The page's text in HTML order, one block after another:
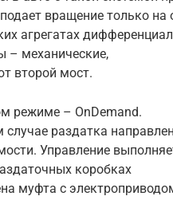
вращение только на
агрегатах
– механические,
второй мост.
режиме – OnDemand.
раздатка
Управление
коробках
муфта с